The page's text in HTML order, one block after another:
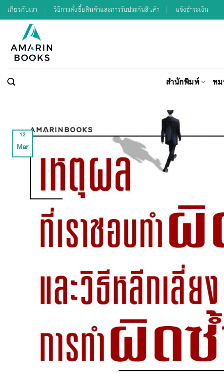
Skip
to
เกี่ยวกับเรา วิธีการสั่งซื้อสินค้าและการรับประกันสินค้า แจ้งชำระเงิน
สำนักพิมพ์ ห
12
Mar